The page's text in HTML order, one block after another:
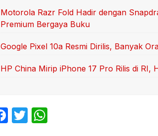
Motorola Razr Fold Hadir dengan
Premium Bergaya Buku
Google Pixel 10a Resmi Dirilis, Banyak
HP China Mirip iPhone 17 Pro Rilis di RI,
F
T